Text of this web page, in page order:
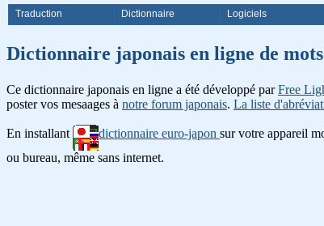
Traduction Dictionnaire Logiciels
Dictionnaire japonais en ligne de
Ce dictionnaire japonais en ligne a été développé parFree
poster vos mesaages à notre forum japonais. La liste
En installant dictionnaire euro-japon sur votre appareil
ou bureau, même sans internet.